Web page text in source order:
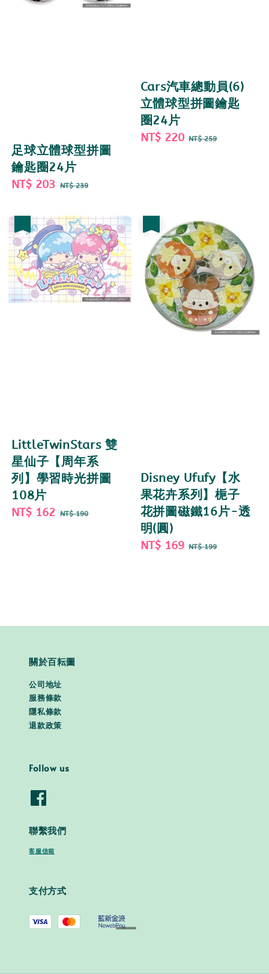
足球立體球型拼圖
鑰匙圈24片
Sale
NT$ 203 Regular
NT$ 239
Cars汽車總動員(6)
立體球型拼圖鑰匙
圈24片
Sale
NT$ 220 Regular
NT$ 259
LittleTwinStars 雙
星仙子【周年系
列】學習時光拼圖
108片
Sale
NT$ 162 Regular
NT$ 190
Disney Ufufy【水
果花卉系列】梔子
花拼圖磁鐵16片-透
明(圓)
Sale
NT$ 169 Regular
NT$ 199
關於百耘圖
公司地址
服務條款
隱私條款
退款政策
Follow us
聯繫我們
客服信箱
支付方式